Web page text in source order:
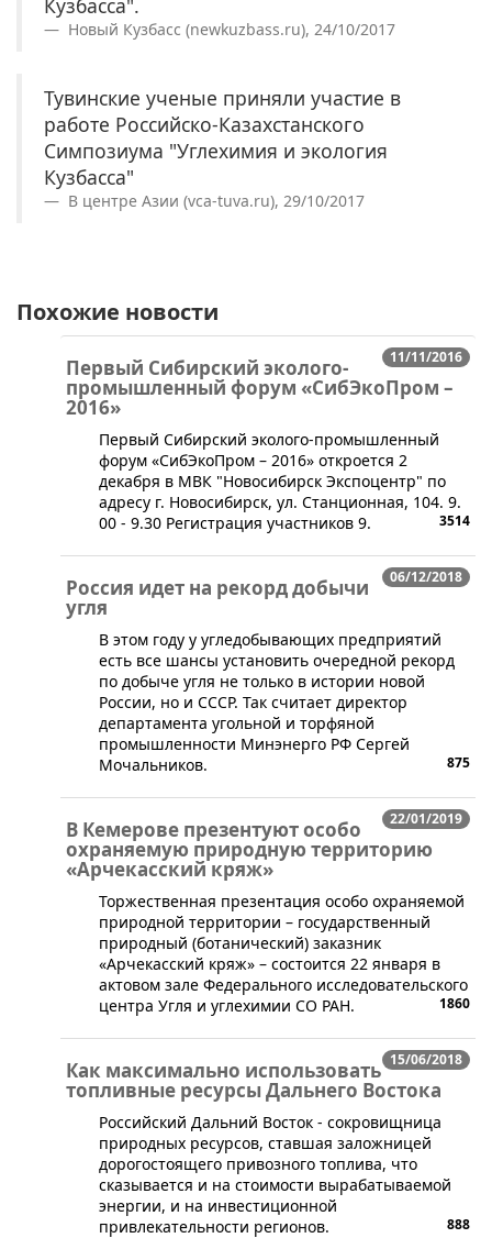
Новый Кузбасс (newkuzbass.ru), 24/10/2017
Тувинские ученые приняли участие в
работе Российско-Казахстанского
Симпозиума "Углехимия и экология
Кузбасса"
В центре Азии (vca-tuva.ru), 29/10/2017
Похожие новости
11/11/2016
Первый Сибирский эколого-
промышленный форум «СибЭкоПром –
2016»
​​​​​​Первый Сибирский эколого-промышленный
форум «СибЭкоПром – 2016» откроется 2
декабря в МВК "Новосибирск Экспоцентр" по
адресу г. Новосибирск, ул. Станционная, 104. 9.​​​
00 - 9.30 Регистрация участников​ 9.
3514
06/12/2018
Россия идет на рекорд добычи
угля
В этом году у угледобывающих предприятий
есть все шансы установить очередной рекорд
по добыче угля не только в истории новой
России, но и СССР. Так считает директор
департамента угольной и торфяной
промышленности Минэнерго РФ Сергей
Мочальников.
875
22/01/2019
В Кемерове презентуют особо
охраняемую природную территорию
«Арчекасский кряж»
​Торжественная презентация особо охраняемой
природной территории – государственный
природный (ботанический) заказник
«Арчекасский кряж» – состоится 22 января в
актовом зале Федерального исследовательского
центра Угля и углехимии СО РАН.
1860
15/06/2018
Как максимально использовать
топливные ресурсы Дальнего Востока
Российский Дальний Восток - сокровищница
природных ресурсов, ставшая заложницей
дорогостоящего привозного топлива, что
сказывается и на стоимости вырабатываемой
энергии, и на инвестиционной
привлекательности регионов.
888